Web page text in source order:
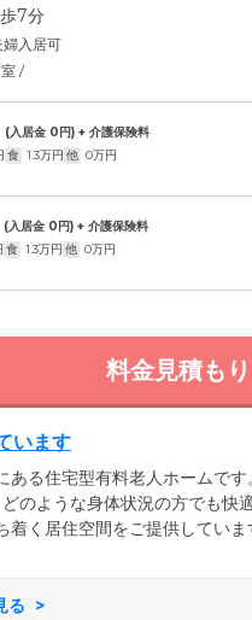
7分
入居可
/
(入居金 0円) + 介護保険料
食 1.3万円 他 0万円
(入居金 0円) + 介護保険料
食 1.3万円 他 0万円
料金見積もり
います
ある住宅型有料老人ホームです
のような身体状況の方でも快
着く居住空間をご提供してい
可能です。プライバシーが
ースでお過ごしいただけます。
る